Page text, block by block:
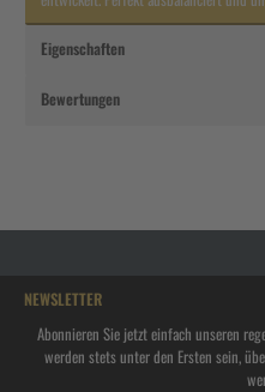
Eigenschaften
Bewertungen
NEWSLETTER
Abonnieren Sie jetzt einfach unseren
werden stets unter den Ersten sein,